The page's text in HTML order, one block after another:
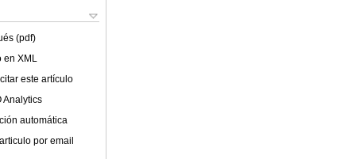
(pdf)
en XML
este artículo
Analytics
automática
por email